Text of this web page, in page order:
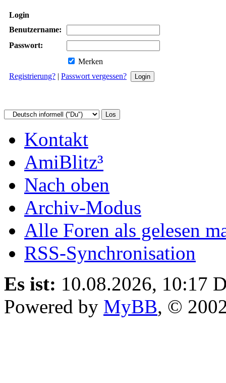
Login
Benutzername:
Passwort:
Merken
Registrierung? | Passwort vergessen?
Kontakt
AmiBlitz³
Nach oben
Archiv-Modus
Alle Foren als gelesen
RSS-Synchronisation
Es ist: 10.08.2026, 10:17
Powered by MyBB, ©